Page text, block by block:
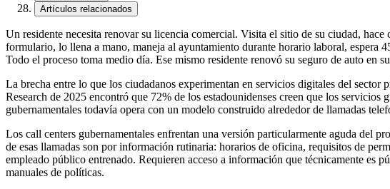
Artículos relacionados
Un residente necesita renovar su licencia comercial. Visita el sitio de su ciudad,
formulario, lo llena a mano, maneja al ayuntamiento durante horario laboral, espera
Todo el proceso toma medio día. Ese mismo residente renovó su seguro de auto en
La brecha entre lo que los ciudadanos experimentan en servicios digitales del
Research de 2025 encontró que 72% de los estadounidenses creen que los
gubernamentales todavía opera con un modelo construido alrededor de llamadas
Los call centers gubernamentales enfrentan una versión particularmente aguda del
de esas llamadas son por información rutinaria: horarios de oficina, requisitos de
empleado público entrenado. Requieren acceso a información que técnicamente es
manuales de políticas.